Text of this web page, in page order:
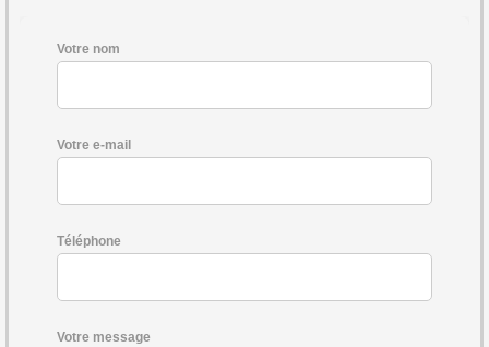
Votre nom
Votre e-mail
Téléphone
Votre message